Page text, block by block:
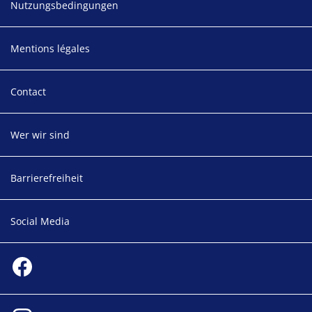
Nutzungsbedingungen
Mentions légales
Contact
Wer wir sind
Barrierefreiheit
Social Media
Facebook